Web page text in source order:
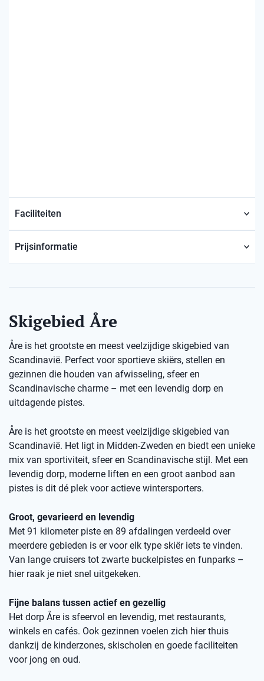
Faciliteiten
Prijsinformatie
Skigebied Åre
Åre is het grootste en meest veelzijdige skigebied van
Scandinavië. Perfect voor sportieve skiërs, stellen en
gezinnen die houden van afwisseling, sfeer en
Scandinavische charme – met een levendig dorp en
uitdagende pistes.
Åre is het grootste en meest veelzijdige skigebied van
Scandinavië. Het ligt in Midden-Zweden en biedt een unieke
mix van sportiviteit, sfeer en Scandinavische stijl. Met een
levendig dorp, moderne liften en een groot aanbod aan
pistes is dit dé plek voor actieve wintersporters.
Groot, gevarieerd en levendig
Met 91 kilometer piste en 89 afdalingen verdeeld over
meerdere gebieden is er voor elk type skiër iets te vinden.
Van lange cruisers tot zwarte buckelpistes en funparks –
hier raak je niet snel uitgekeken.
Fijne balans tussen actief en gezellig
Het dorp Åre is sfeervol en levendig, met restaurants,
winkels en cafés. Ook gezinnen voelen zich hier thuis
dankzij de kinderzones, skischolen en goede faciliteiten
voor jong en oud.